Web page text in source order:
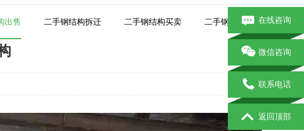
出售 二手钢结构拆迁 二手钢结构买卖 二手钢结构市场在线咨询
微信咨询
联系电话
返回顶部